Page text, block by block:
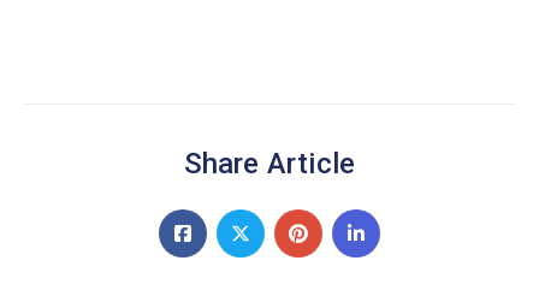
Share Article